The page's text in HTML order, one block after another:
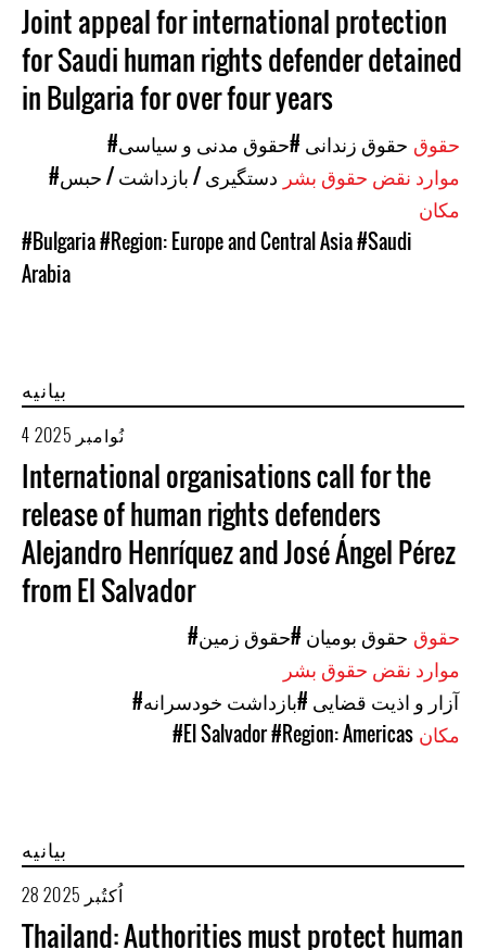
Joint appeal for international protection
for Saudi human rights defender detained
in Bulgaria for over four years
#حقوق زندانی #حقوق مدنی و سیاسی
#دستگیری / بازداشت / حبس
#Bulgaria#Region: Europe and Central Asia#Saudi
Arabia
بیانیه
4 نُوامبر 2025
International organisations call for the
release of human rights defenders
Alejandro Henríquez and José Ángel Pérez
from El Salvador
#حقوق بومیان #حقوق زمین
#آزار و اذیت قضایی #بازداشت خودسرانه
#El Salvador#Region: Americas
بیانیه
28 اُکتُبر 2025
Thailand: Authorities must protect human